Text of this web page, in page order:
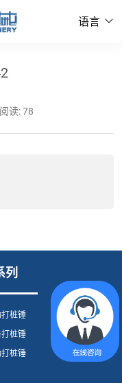
语言
阅读: 78
列
桩锤
桩锤
桩锤